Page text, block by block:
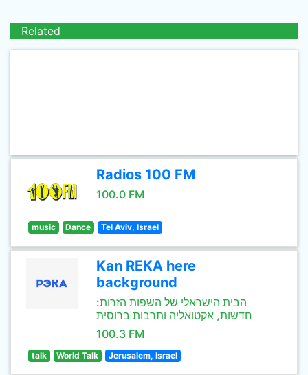
Related
Radios 100 FM
100.0 FM
music Dance Tel Aviv, Israel
Kan REKA here
background
הבית הישראלי של השפות הזרות:
חדשות, אקטואליה ותרבות ברוסית
100.3 FM
talk World Talk Jerusalem, Israel